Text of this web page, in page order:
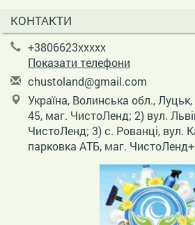
КОНТАКТИ
+3806623xxxxx
Показати телефони
chustoland@gmail.com
Україна, Волинська обл.,
45, маг. ЧистоЛенд; 2) вул.
ЧистоЛенд; 3) с. Рованці, вул.
парковка АТБ, маг.